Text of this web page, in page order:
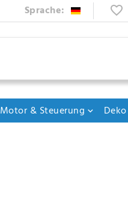
Sprache:
Motor & Steuerung Deko